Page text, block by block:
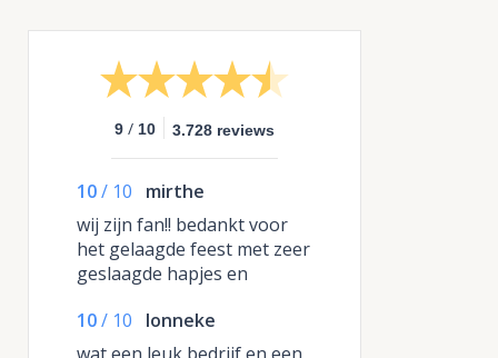
9 / 10 3.728 reviews
10/ 10
mirthe
wij zijn fan!! bedankt voor
het gelaagde feest met zeer
geslaagde hapjes en
10/ 10
lonneke